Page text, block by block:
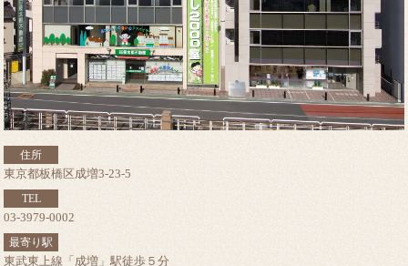
住所
東京都板橋区成増3-23-5
TEL
03-3979-0002
最寄り駅
東武東上線「成増」駅徒歩５分